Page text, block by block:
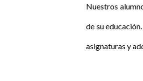
Nuestros
de su
asignaturas y